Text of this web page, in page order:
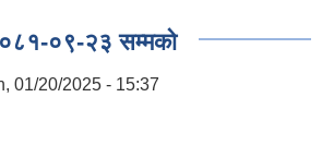
०९-२३ सम्मको
01/20/2025 - 15:37